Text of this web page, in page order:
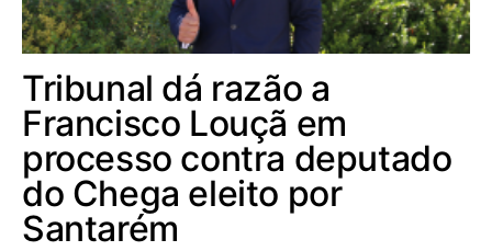
Tribunal dá razão a
Francisco Louçã em
processo contra deputado
do Chega eleito por
Santarém